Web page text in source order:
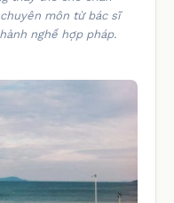
môn từ bác sĩ
nghề hợp pháp.